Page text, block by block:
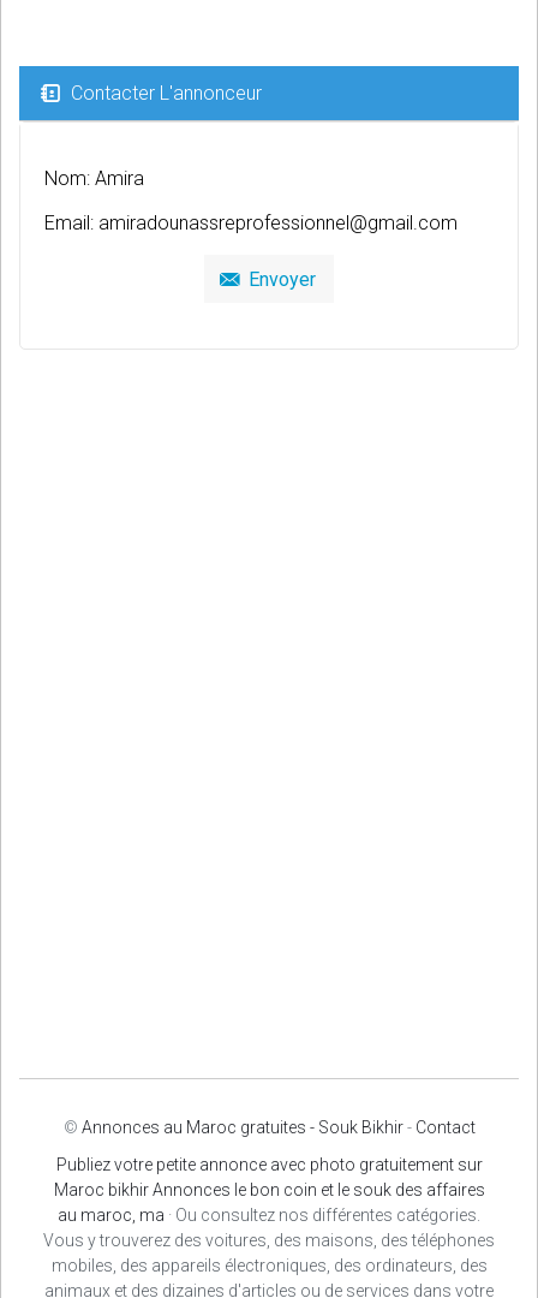
Contacter L'annonceur
Nom: Amira
Email: amiradounassreprofessionnel@gmail.com
Envoyer
© Annonces au Maroc gratuites - Souk Bikhir- Contact
Publiez votre petite annonce avec photo gratuitement sur
Maroc bikhir Annonces le bon coin et le souk des affaires
au maroc, ma · Ou consultez nos différentes catégories.
Vous y trouverez des voitures, des maisons, des téléphones
mobiles, des appareils électroniques, des ordinateurs, des
animaux et des dizaines d'articles ou de services dans votre